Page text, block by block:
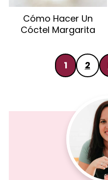
Cómo Hacer Un
Cóctel Margarita
Paginación
1 2